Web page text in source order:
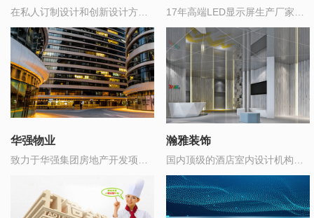
在私人订制设计和创新设计方面
领先于室内设计行业
17年高端LED显示屏生产厂家，
中国制造500强企业
华强物业
致力于华强集团房地产开发项目
瀚雅装饰
国内顶级的酒店室内设计机构之
一